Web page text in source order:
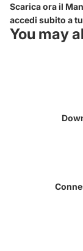
Scarica ora il
accedi subito a
You may